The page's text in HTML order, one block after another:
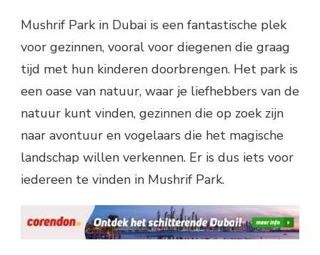
Mushrif Park in Dubai is een fantastische plek
voor gezinnen, vooral voor diegenen die graag
tijd met hun kinderen doorbrengen. Het park is
een oase van natuur, waar je liefhebbers van de
natuur kunt vinden, gezinnen die op zoek zijn
naar avontuur en vogelaars die het magische
landschap willen verkennen. Er is dus iets voor
iedereen te vinden in Mushrif Park.